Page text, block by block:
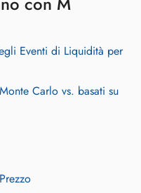
Eventi di Liquidità per
Carlo vs. basati su